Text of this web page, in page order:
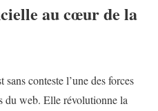
au cœur de la
conteste l’une des forces
du web. Elle révolutionne la